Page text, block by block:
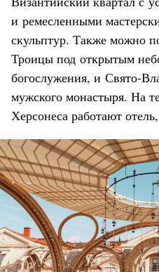
и ремесленными
скульптур. Также можно
Троицы под открытым
богослужения, и Свято-
мужского монастыря. На
Херсонеса работают